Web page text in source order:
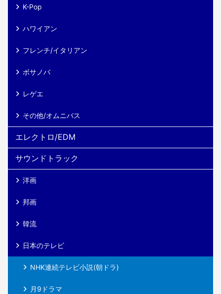
K-Pop
ハワイアン
フレンチ/イタリアン
ボサノバ
レゲエ
その他/オムニバス
エレクトロ/EDM
サウンドトラック
洋画
邦画
韓流
日本のテレビ
NHK連続テレビ小説(朝ドラ)
月9ドラマ